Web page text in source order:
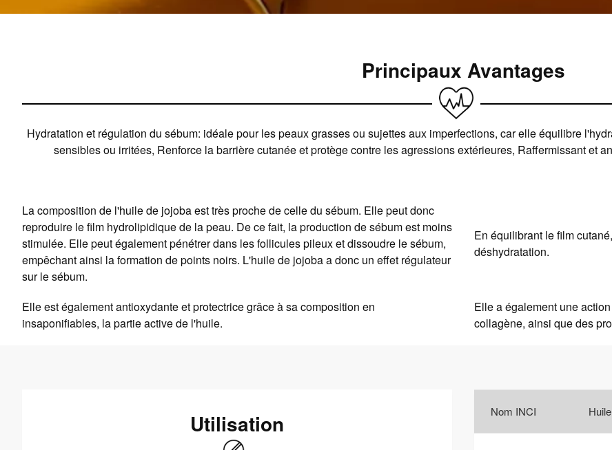
Principaux Avantages
Hydratation et régulation du sébum: idéale pour les peaux grasses ou sujettes aux imperfections, car elle équilibre
sensibles ou irritées, Renforce la barrière cutanée et protège contre les agressions extérieures, Raffermissant et
La composition de l'huile de jojoba est très proche de celle du sébum. Elle peut donc
reproduire le film hydrolipidique de la peau. De ce fait, la production de sébum est moins
stimulée. Elle peut également pénétrer dans les follicules pileux et dissoudre le sébum,
empêchant ainsi la formation de points noirs. L'huile de jojoba a donc un effet régulateur
sur le sébum.
En équilibrant le film
déshydratation.
Elle est également antioxydante et protectrice grâce à sa composition en
insaponifiables, la partie active de l'huile.
Elle a également une
collagène, ainsi que des
Utilisation Nom INCI